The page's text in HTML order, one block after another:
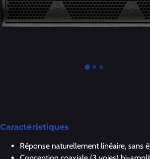
Caractéristiques
Réponse naturellement linéaire, sans